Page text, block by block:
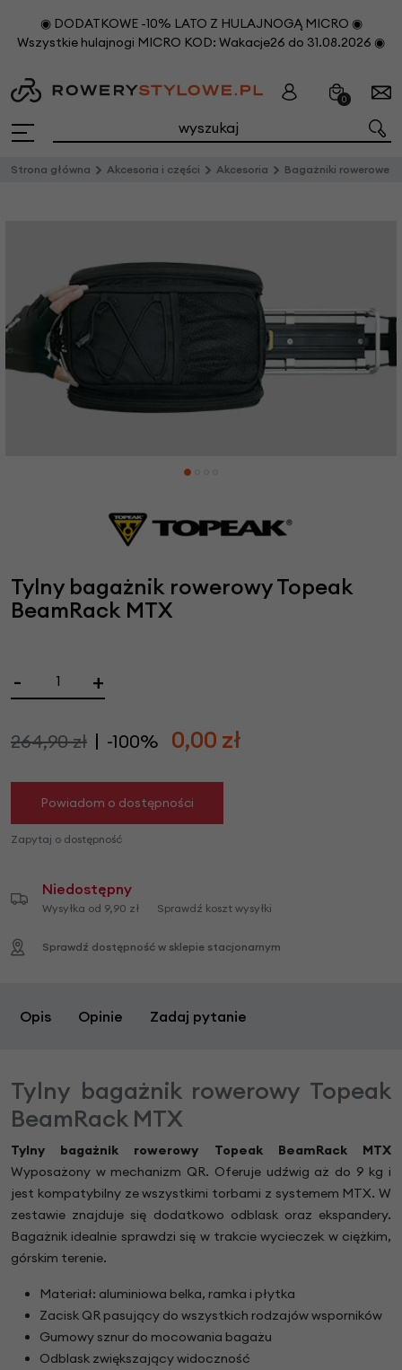
◉ DODATKOWE -10% LATO Z HULAJNOGĄ MICRO ◉
Wszystkie hulajnogi MICRO KOD: Wakacje26 do 31.08.2026 ◉
0
Strona główna Akcesoria i części Akcesoria Bagażniki rowerowe
Tylny bagażnik rowerowy Topeak
BeamRack MTX
- +
264,90 zł -100% 0,00 zł
Powiadom o dostępności
Zapytaj o dostępność
Niedostępny
Wysyłka od 9,90 zł Sprawdź koszt wysyłki
Sprawdź dostępność w sklepie stacjonarnym
Opis Opinie Zadaj pytanie
Tylny bagażnik rowerowy Topeak
BeamRack MTX
Tylny bagażnik rowerowy Topeak BeamRack MTX
Wyposażony w mechanizm QR. Oferuje udźwig aż do 9 kg i
jest kompatybilny ze wszystkimi torbami z systemem MTX. W
zestawie znajduje się dodatkowo odblask oraz ekspandery.
Bagażnik idealnie sprawdzi się w trakcie wycieczek w ciężkim,
górskim terenie.
Materiał: aluminiowa belka, ramka i płytka
Zacisk QR pasujący do wszystkich rodzajów wsporników
Gumowy sznur do mocowania bagażu
Odblask zwiększający widoczność